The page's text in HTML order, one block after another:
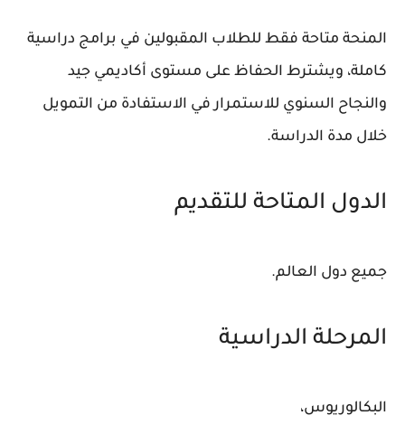
المنحة متاحة فقط للطلاب المقبولين في برامج دراسية
كاملة، ويشترط الحفاظ على مستوى أكاديمي جيد
والنجاح السنوي للاستمرار في الاستفادة من التمويل
خلال مدة الدراسة.
الدول المتاحة للتقديم
جميع دول العالم.
المرحلة الدراسية
البكالوريوس،